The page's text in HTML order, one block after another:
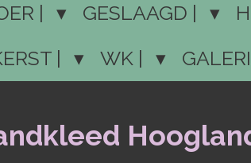
| GESLAAGD |
| WK |